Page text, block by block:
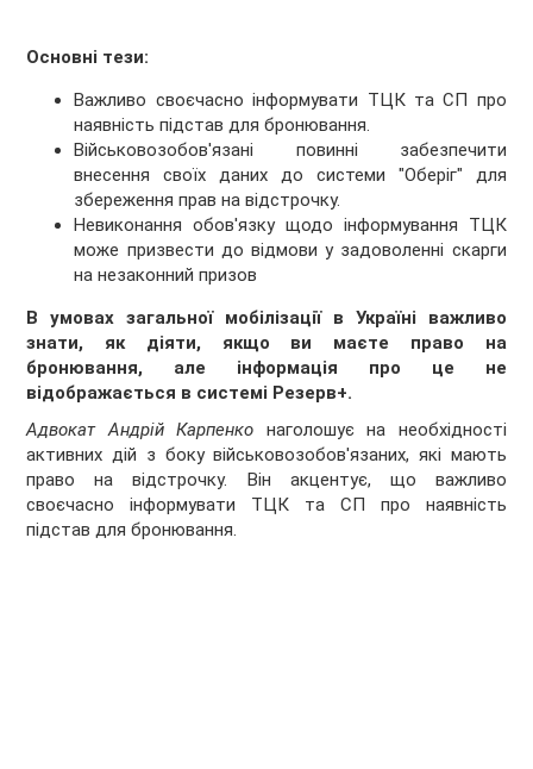
Основні тези:
Важливо своєчасно інформувати ТЦК та СП про
наявність підстав для бронювання.
Військовозобов'язані повинні забезпечити
внесення своїх даних до системи "Оберіг" для
збереження прав на відстрочку.
Невиконання обов'язку щодо інформування ТЦК
може призвести до відмови у задоволенні скарги
на незаконний призов
В умовах загальної мобілізації в Україні важливо
знати, як діяти, якщо ви маєте право на
бронювання, але інформація про це не
відображається в системі Резерв+.
Адвокат Андрій Карпенко наголошує на необхідності
активних дій з боку військовозобов'язаних, які мають
право на відстрочку. Він акцентує, що важливо
своєчасно інформувати ТЦК та СП про наявність
підстав для бронювання.